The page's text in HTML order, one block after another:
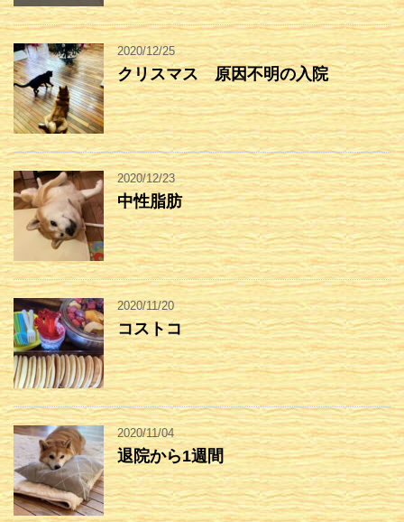
2020/12/25
クリスマス 原因不明の入院
2020/12/23
中性脂肪
2020/11/20
コストコ
2020/11/04
退院から1週間